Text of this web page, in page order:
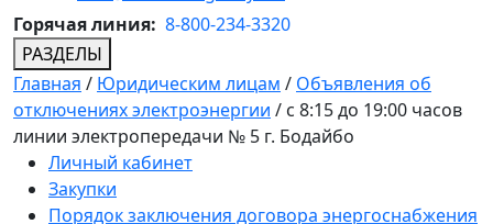
Горячая линия: 8-800-234-3320
РАЗДЕЛЫ
Главная / Юридическим лицам / Объявления об
отключениях электроэнергии / с 8:15 до 19:00 часов
линии электропередачи № 5 г. Бодайбо
Личный кабинет
Закупки
Порядок заключения договора энергоснабжения